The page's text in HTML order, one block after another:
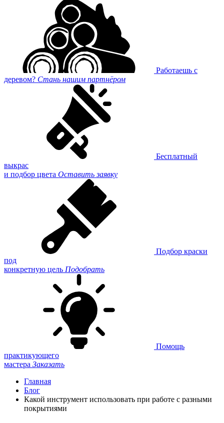
Работаешь с
деревом? Стань нашим партнёром
Бесплатный
выкрас
и подбор цвета Оставить заявку
Подбор краски
под
конкретную цель Подобрать
Помощь
практикующего
мастера Заказать
Главная
Блог
Какой инструмент использовать при работе с разными
покрытиями